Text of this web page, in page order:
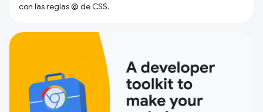
con las reglas @ de CSS.